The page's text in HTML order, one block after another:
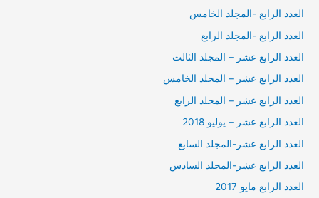
العدد الرابع -المجلد الخامس
العدد الرابع -المجلد الرابع
العدد الرابع عشر – المجلد الثالث
العدد الرابع عشر – المجلد الخامس
العدد الرابع عشر – المجلد الرابع
العدد الرابع عشر – يوليو 2018
العدد الرابع عشر-المجلد السابع
العدد الرابع عشر-المجلد السادس
العدد الرابع مايو 2017